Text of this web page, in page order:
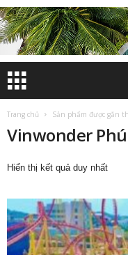
Trang chủ Sản phẩm được gắn
Vinwonder
Hiển thị kết quả duy nhất